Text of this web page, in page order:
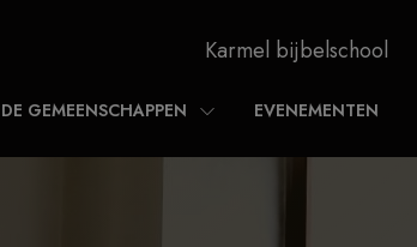
Karmel bijbelschool
DE GEMEENSCHAPPEN EVENEMENTEN